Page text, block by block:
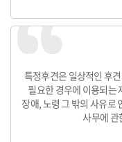
특정후견은 일상적인 후
필요한 경우에 이용되는
장애, 노령 그 밖의 사유로
사무에 관